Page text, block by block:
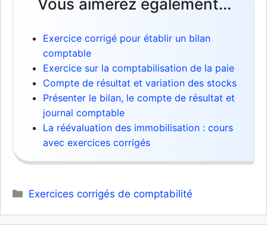
Vous aimerez également...
Exercice corrigé pour établir un bilan
comptable
Exercice sur la comptabilisation de la paie
Compte de résultat et variation des stocks
Présenter le bilan, le compte de résultat et
journal comptable
La réévaluation des immobilisation : cours
avec exercices corrigés
Catégories
Exercices corrigés de comptabilité